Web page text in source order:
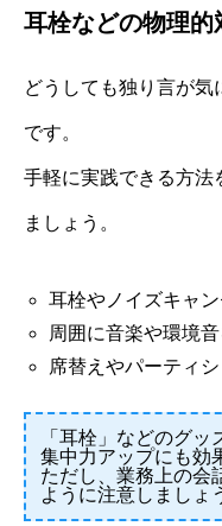
耳栓などの物理的
どうしても独り言が
です。
手軽に実践できる方法
ましょう。
耳栓やノイズキャ
周囲に音楽や環境
席替えやパーティ
「耳栓」などのグッ
集中力アップにも効
ただし、業務上の会
ように注意しましょ